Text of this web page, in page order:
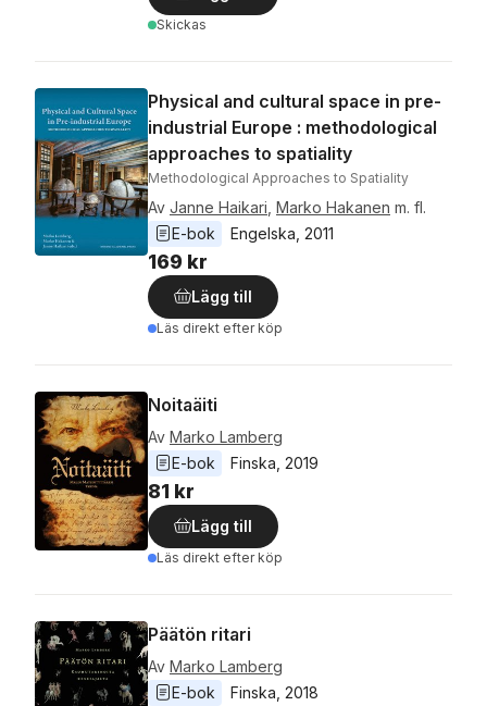
Skickas
Physical and cultural space in pre-
industrial Europe : methodological
approaches to spatiality
Methodological Approaches to Spatiality
Av Janne Haikari Marko Hakanen m. fl.
E-bok
Engelska 2011
169 kr
Lägg till
Läs direkt efter köp
Noitaäiti
Av Marko Lamberg
E-bok
Finska 2019
81 kr
Lägg till
Läs direkt efter köp
Päätön ritari
Av Marko Lamberg
E-bok
Finska 2018